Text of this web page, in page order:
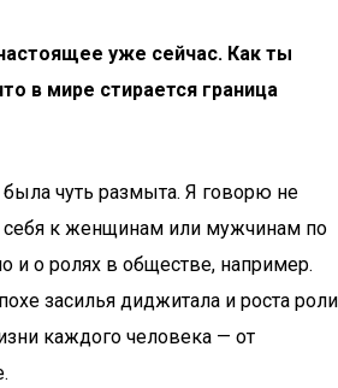
уже сейчас. Как ты
в мире стирается граница
чуть размыта. Я говорю не
себя к женщинам или мужчинам по
и о ролях в обществе, например.
засилья диджитала и роста роли
каждого человека — от